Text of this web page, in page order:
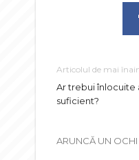
Articolul de mai
Ar trebui înlocuite
suficient?
ARUNCĂ UN OCHI